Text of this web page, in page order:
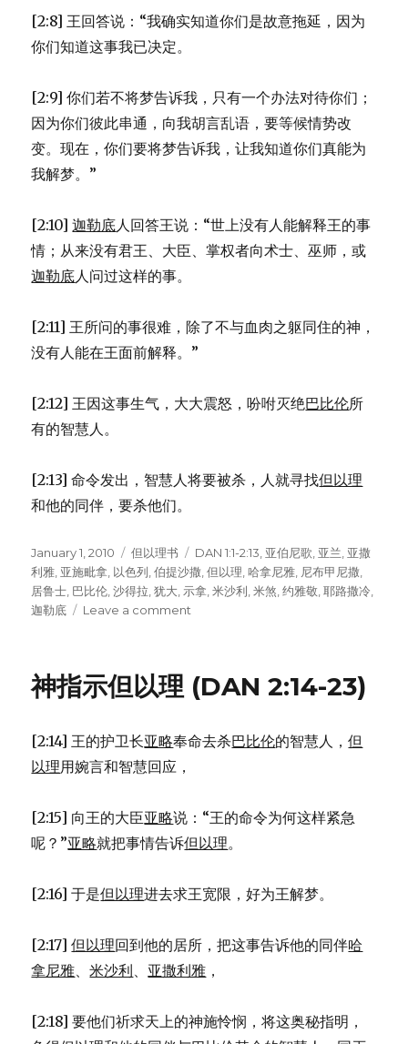
[2:8] 王回答说：“我确实知道你们是故意拖延，因为
你们知道这事我已决定。
[2:9] 你们若不将梦告诉我，只有一个办法对待你们；
因为你们彼此串通，向我胡言乱语，要等候情势改
变。现在，你们要将梦告诉我，让我知道你们真能为
我解梦。”
[2:10]迦勒底人回答王说：“世上没有人能解释王的事
情；从来没有君王、大臣、掌权者向术士、巫师，或
迦勒底人问过这样的事。
[2:11] 王所问的事很难，除了不与血肉之躯同住的神，
没有人能在王面前解释。”
[2:12] 王因这事生气，大大震怒，吩咐灭绝巴比伦所
有的智慧人。
[2:13] 命令发出，智慧人将要被杀，人就寻找但以理
和他的同伴，要杀他们。
Posted
on
January 1, 2010 Categories
但以理书 Tags
DAN 1:1-2:13 亚伯尼歌 亚兰 亚撒
利雅 亚施毗拿 以色列 ,伯提沙撒 ,但以理 ,哈拿尼雅 尼布甲尼撒
居鲁士 巴比伦 ,沙得拉 ,犹大 示拿 ,米沙利 ,米煞 ,约雅敬 ,耶路撒冷
迦勒底
Leave a comment
在
甲
宫
廷
1:1-
神指示但以理 (DAN 2:14-23)
[2:14] 王的护卫长亚略奉命去杀巴比伦的智慧人，但
以理用婉言和智慧回应，
[2:15] 向王的大臣亚略说：“王的命令为何这样紧急
呢？”亚略就把事情告诉但以理。
[2:16] 于是但以理进去求王宽限，好为王解梦。
[2:17]但以理回到他的居所，把这事告诉他的同伴哈
拿尼雅、米沙利、 亚撒利雅 ，
[2:18] 要他们祈求天上的神施怜悯，将这奥秘指明，